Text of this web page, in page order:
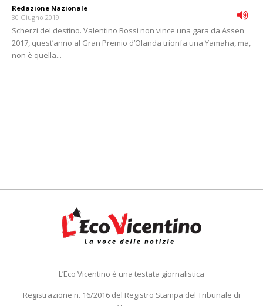
Redazione Nazionale -
30 Giugno 2019
Scherzi del destino. Valentino Rossi non vince una gara da Assen
2017, quest’anno al Gran Premio d’Olanda trionfa una Yamaha, ma,
non è quella...
L’Eco Vicentino è una testata giornalistica
Registrazione n. 16/2016 del Registro Stampa del Tribunale di